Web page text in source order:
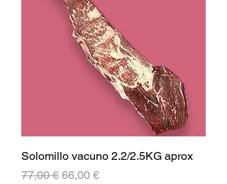
Solomillo vacuno 2.2/2.5KG aprox
Precio
77,00 € Precio de oferta
66,00 €